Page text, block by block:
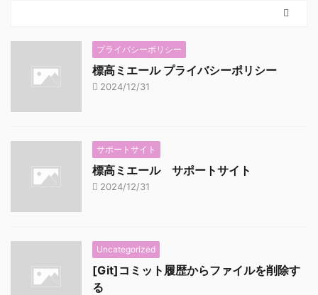
プライバシーポリシー
標高ミエール プライバシーポリシー
2024/12/31
サポートサイト
標高ミエール サポートサイト
2024/12/31
Uncategorized
[Git]コミット履歴からファイルを削除す
る